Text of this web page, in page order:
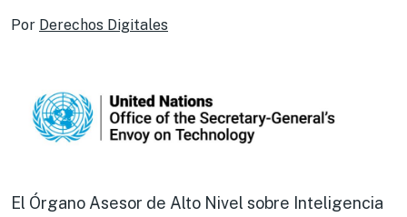
Por Derechos Digitales
El Órgano Asesor de Alto Nivel sobre Inteligencia